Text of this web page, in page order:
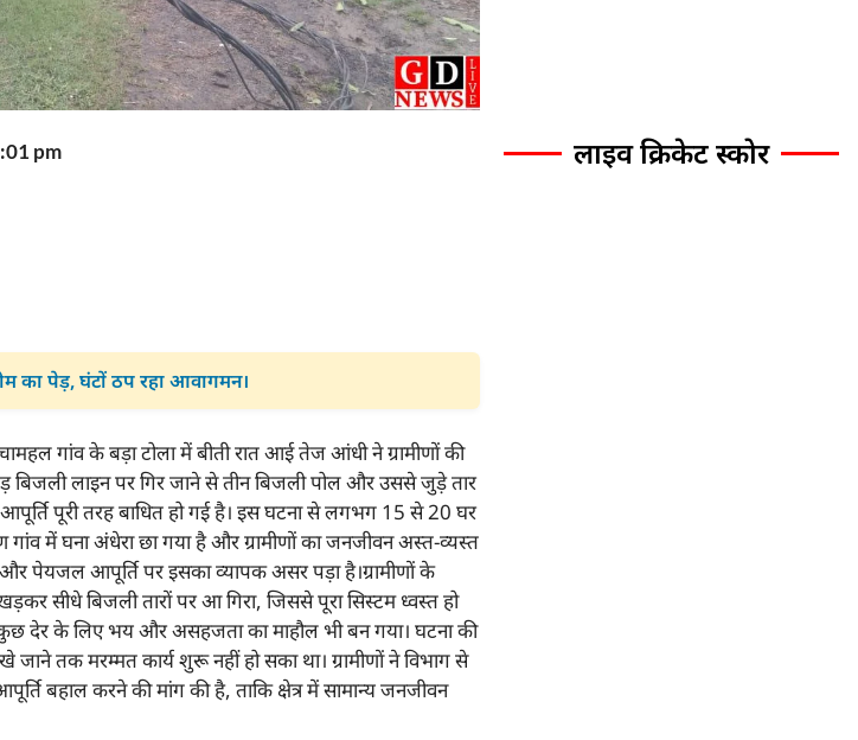
pm
का पेड़, घंटों ठप रहा आवागमन।
गांव के बड़ा टोला में बीती रात आई तेज आंधी ने ग्रामीणों की
बिजली लाइन पर गिर जाने से तीन बिजली पोल और उससे जुड़े तार
आपूर्ति पूरी तरह बाधित हो गई है। इस घटना से लगभग 15 से 20 घर
गांव में घना अंधेरा छा गया है और ग्रामीणों का जनजीवन अस्त-व्यस्त
पेयजल आपूर्ति पर इसका व्यापक असर पड़ा है।ग्रामीणों के
सीधे बिजली तारों पर आ गिरा, जिससे पूरा सिस्टम ध्वस्त हो
देर के लिए भय और असहजता का माहौल भी बन गया। घटना की
तक मरम्मत कार्य शुरू नहीं हो सका था। ग्रामीणों ने विभाग से
बहाल करने की मांग की है, ताकि क्षेत्र में सामान्य जनजीवन
लाइव क्रिकेट स्कोर